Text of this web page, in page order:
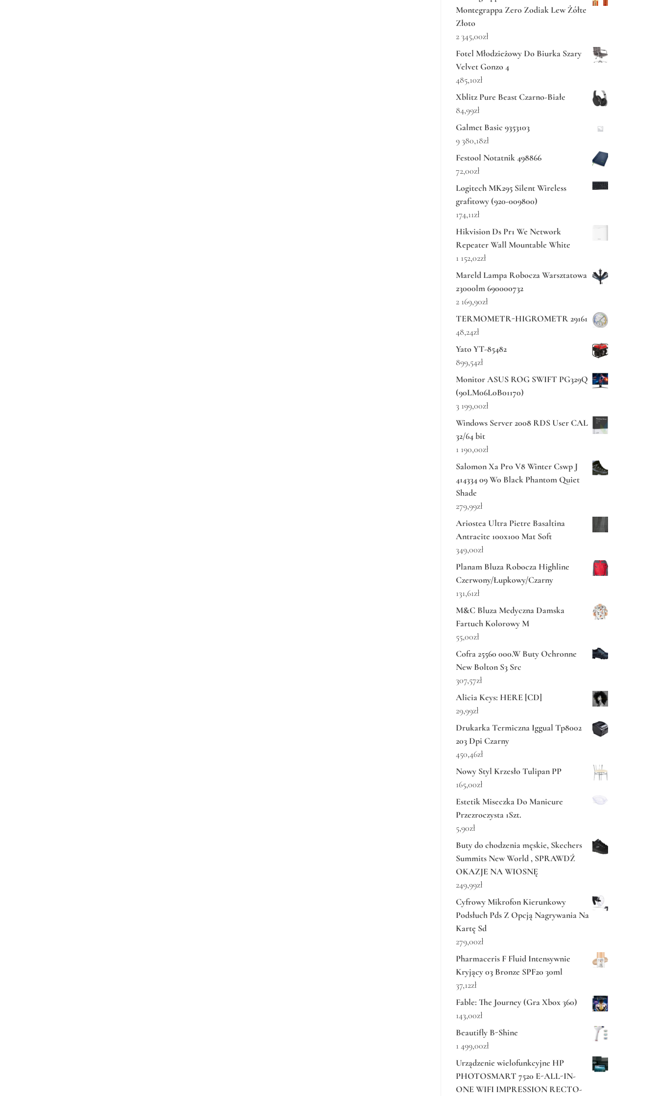
Montegrappa Zero Zodiak Lew Żółte
Złoto
2 345,00zł
Fotel Młodzieżowy Do Biurka Szary
Velvet Gonzo 4
485,10zł
Xblitz Pure Beast Czarno-Białe
84,99zł
Galmet Basic 9353103
9 380,18zł
Festool Notatnik 498866
72,00zł
Logitech MK295 Silent Wireless
grafitowy (920-009800)
174,11zł
Hikvision Ds Pr1 We Network
Repeater Wall Mountable White
1 152,02zł
Mareld Lampa Robocza Warsztatowa
23000lm 690000732
2 169,90zł
TERMOMETR-HIGROMETR 29161
48,24zł
Yato YT-85482
899,54zł
Monitor ASUS ROG SWIFT PG329Q
(90LM06L0B01170)
3 199,00zł
Windows Server 2008 RDS User CAL
32/64 bit
1 190,00zł
Salomon Xa Pro V8 Winter Cswp J
414334 09 W0 Black Phantom Quiet
Shade
279,99zł
Ariostea Ultra Pietre Basaltina
Antracite 100x100 Mat Soft
349,00zł
Planam Bluza Robocza Highline
Czerwony/Łupkowy/Czarny
131,61zł
M&C Bluza Medyczna Damska
Fartuch Kolorowy M
55,00zł
Cofra 25560 000.W Buty Ochronne
New Bolton S3 Src
307,57zł
Alicia Keys: HERE [CD]
29,99zł
Drukarka Termiczna Iggual Tp8002
203 Dpi Czarny
450,46zł
Nowy Styl Krzesło Tulipan PP
165,00zł
Estetik Miseczka Do Manicure
Przezroczysta 1Szt.
5,90zł
Buty do chodzenia męskie, Skechers
Summits New World , SPRAWDŹ
OKAZJE NA WIOSNĘ
249,99zł
Cyfrowy Mikrofon Kierunkowy
Podsłuch Pds Z Opcją Nagrywania Na
Kartę Sd
279,00zł
Pharmaceris F Fluid Intensywnie
Kryjący 03 Bronze SPF20 30ml
37,12zł
Fable: The Journey (Gra Xbox 360)
143,00zł
Beautifly B-Shine
1 499,00zł
Urządzenie wielofunkcyjne HP
PHOTOSMART 7520 E-ALL-IN-
ONE WIFI IMPRESSION RECTO-